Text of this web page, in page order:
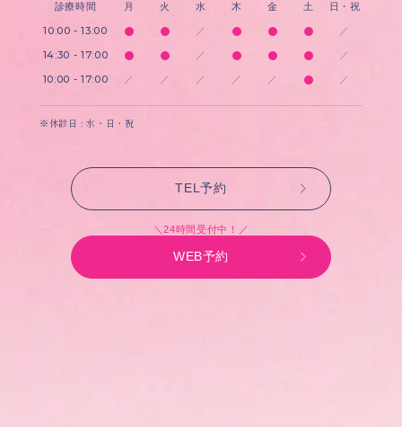
診療時間 月 火 水 木 金 土 日・祝
10:00 - 13:00 ／ ／
14:30 - 17:00 ／ ／
10:00 - 17:00 ／ ／ ／ ／ ／ ／
※休診日 : 水・日・祝
TEL予約
＼24時間受付中！／
WEB予約